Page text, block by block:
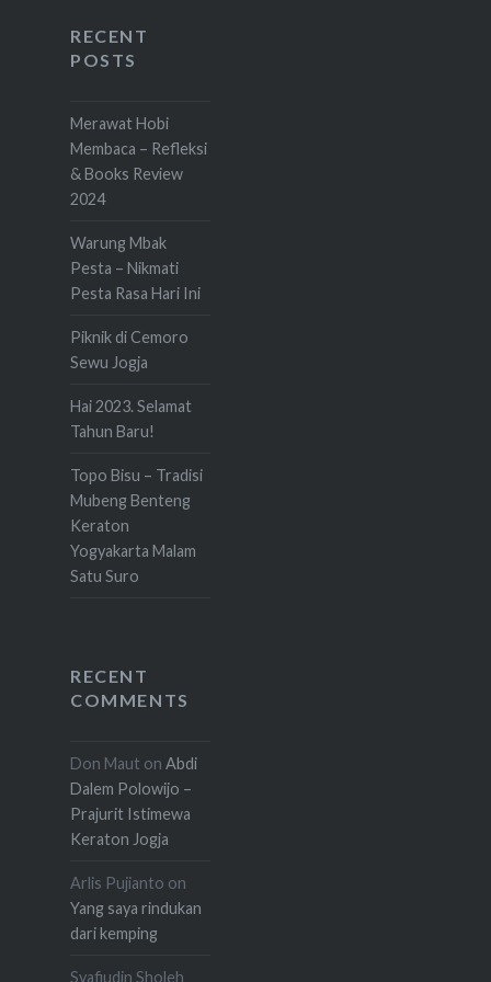
RECENT
POSTS
Merawat Hobi
Membaca – Refleksi
& Books Review
2024
Warung Mbak
Pesta – Nikmati
Pesta Rasa Hari Ini
Piknik di Cemoro
Sewu Jogja
Hai 2023. Selamat
Tahun Baru!
Topo Bisu – Tradisi
Mubeng Benteng
Keraton
Yogyakarta Malam
Satu Suro
RECENT
COMMENTS
Don Maut on Abdi
Dalem Polowijo –
Prajurit Istimewa
Keraton Jogja
Arlis Pujianto on
Yang saya rindukan
dari kemping
Syafiudin Sholeh